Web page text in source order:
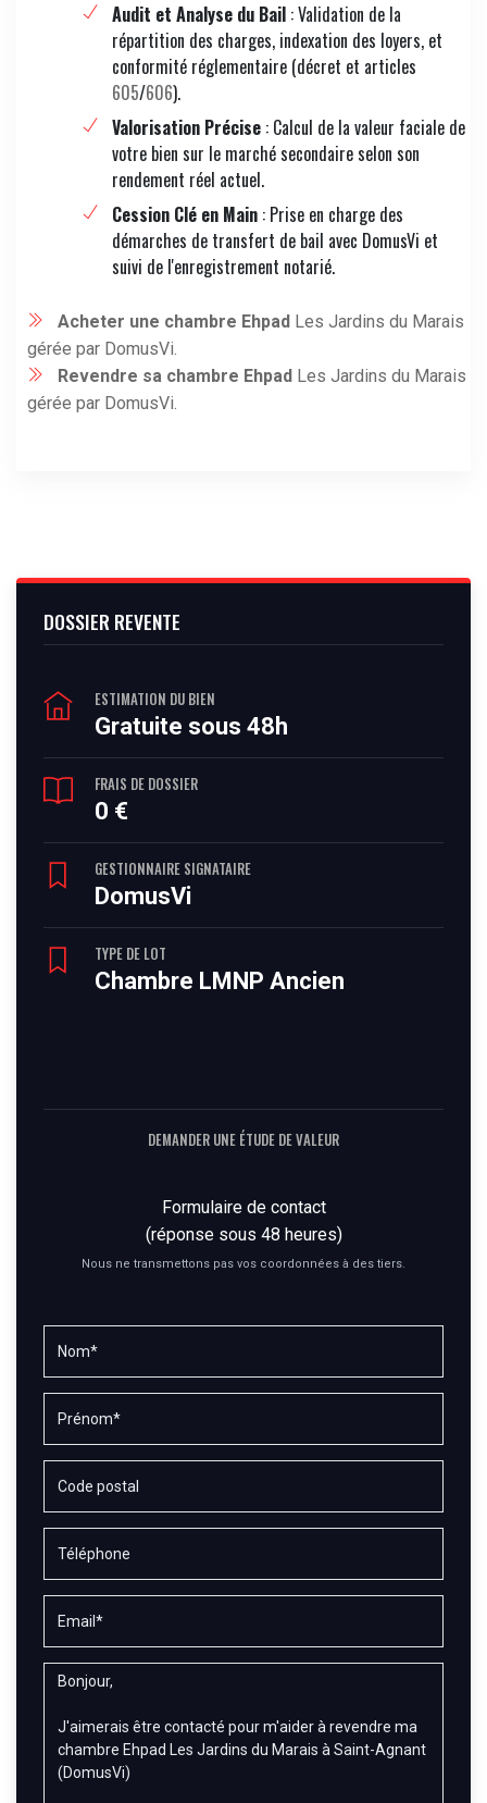
Audit et Analyse du Bail : Validation de la
répartition des charges, indexation des loyers, et
conformité réglementaire (décret et articles
605/606).
Valorisation Précise : Calcul de la valeur faciale de
votre bien sur le marché secondaire selon son
rendement réel actuel.
Cession Clé en Main : Prise en charge des
démarches de transfert de bail avec DomusVi et
suivi de l'enregistrement notarié.
Acheter une chambre Ehpad Les Jardins du Marais
gérée par DomusVi.
Revendre sa chambre Ehpad Les Jardins du Marais
gérée par DomusVi.
DOSSIER REVENTE
ESTIMATION DU BIEN
Gratuite sous 48h
FRAIS DE DOSSIER
0 €
GESTIONNAIRE SIGNATAIRE
DomusVi
TYPE DE LOT
Chambre LMNP Ancien
DEMANDER UNE ÉTUDE DE VALEUR
Formulaire de contact
(réponse sous 48 heures)
Nous ne transmettons pas vos coordonnées à des tiers.